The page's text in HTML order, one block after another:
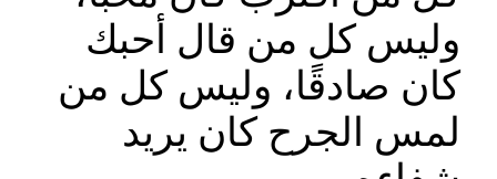
وليس كل من قال أحبك
كان صادقًا، وليس كل من
لمس الجرح كان يريد